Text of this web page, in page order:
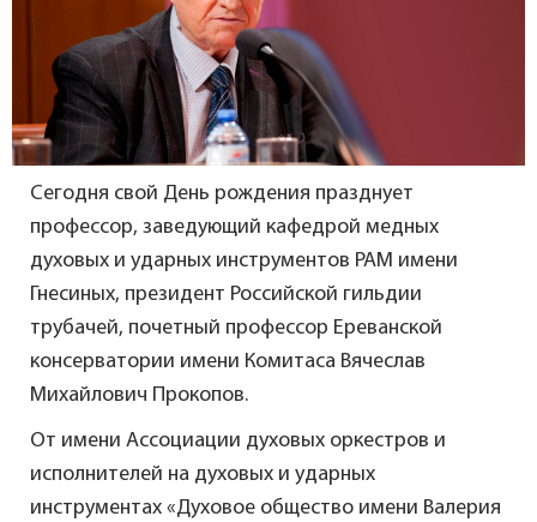
Сегодня свой День рождения празднует
профессор, заведующий кафедрой медных
духовых и ударных инструментов РАМ имени
Гнесиных, президент Российской гильдии
трубачей, почетный профессор Ереванской
консерватории имени Комитаса Вячеслав
Михайлович Прокопов.
От имени Ассоциации духовых оркестров и
исполнителей на духовых и ударных
инструментах «Духовое общество имени Валерия